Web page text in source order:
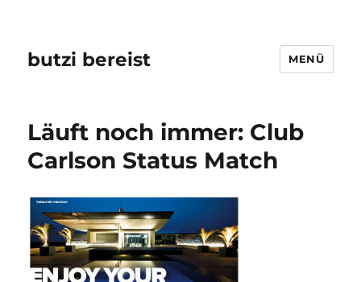
butzi bereist MENÜ
Läuft noch immer: Club
Carlson Status Match